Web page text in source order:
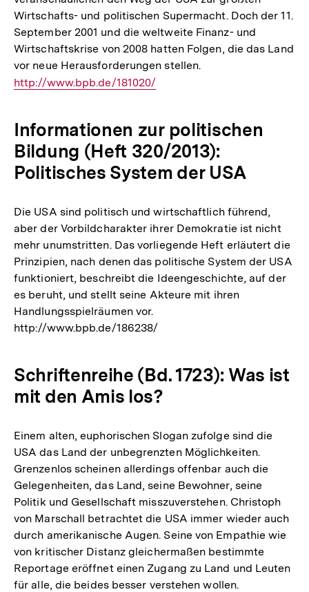
Wirtschafts- und politischen Supermacht. Doch der 11.
September 2001 und die weltweite Finanz- und
Wirtschaftskrise von 2008 hatten Folgen, die das Land
vor neue Herausforderungen stellen.
Interner
http://www.bpb.de/181020/
Informationen zur politischen
Bildung (Heft 320/2013):
Politisches System der USA
Die USA sind politisch und wirtschaftlich führend,
aber der Vorbildcharakter ihrer Demokratie ist nicht
mehr unumstritten. Das vorliegende Heft erläutert die
Prinzipien, nach denen das politische System der USA
funktioniert, beschreibt die Ideengeschichte, auf der
es beruht, und stellt seine Akteure mit ihren
Handlungsspielräumen vor.
http://www.bpb.de/186238/
Schriftenreihe (Bd. 1723): Was ist
mit den Amis los?
Einem alten, euphorischen Slogan zufolge sind die
USA das Land der unbegrenzten Möglichkeiten.
Grenzenlos scheinen allerdings offenbar auch die
Gelegenheiten, das Land, seine Bewohner, seine
Politik und Gesellschaft misszuverstehen. Christoph
von Marschall betrachtet die USA immer wieder auch
durch amerikanische Augen. Seine von Empathie wie
von kritischer Distanz gleichermaßen bestimmte
Reportage eröffnet einen Zugang zu Land und Leuten
für alle, die beides besser verstehen wollen.